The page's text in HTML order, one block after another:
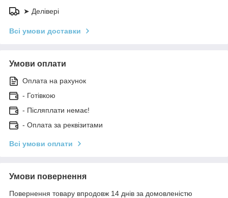
➤ Делівері
Всі умови доставки
Умови оплати
Оплата на рахунок
- Готівкою
- Післяплати немає!
- Оплата за реквізитами
Всі умови оплати
Умови повернення
Повернення товару впродовж 14 днів за домовленістю